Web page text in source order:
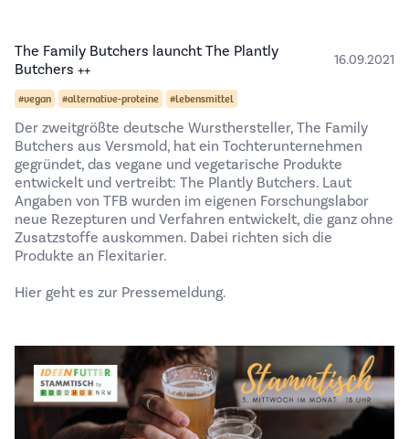
The Family Butchers launcht The Plantly
Butchers ++
16.09.2021
#vegan #alternative-proteine #lebensmittel
Der zweitgrößte deutsche Wursthersteller, The Family
Butchers aus Versmold, hat ein Tochterunternehmen
gegründet, das vegane und vegetarische Produkte
entwickelt und vertreibt: The Plantly Butchers. Laut
Angaben von TFB wurden im eigenen Forschungslabor
neue Rezepturen und Verfahren entwickelt, die ganz ohne
Zusatzstoffe auskommen. Dabei richten sich die
Produkte an Flexitarier.
Hier geht es zur Pressemeldung.